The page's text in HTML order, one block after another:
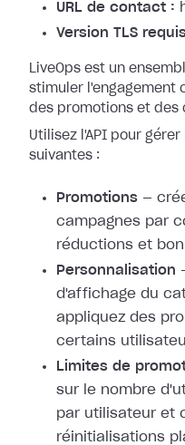
URL de contact :
Version TLS
LiveOps est un
stimuler l'engagement
des promotions et des
Utilisez l'API pour
suivantes :
Promotions —
campagnes par
réductions et
Personnalisation
d'affichage du
appliquez des
certains
Limites de
sur le nombre
par utilisateur et
réinitialisations